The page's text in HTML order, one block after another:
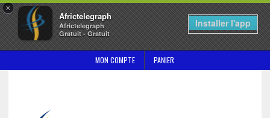
×
Africtelegraph
Africtelegraph
Gratuit - Gratuit
Installer l'app
MON COMPTE PANIER